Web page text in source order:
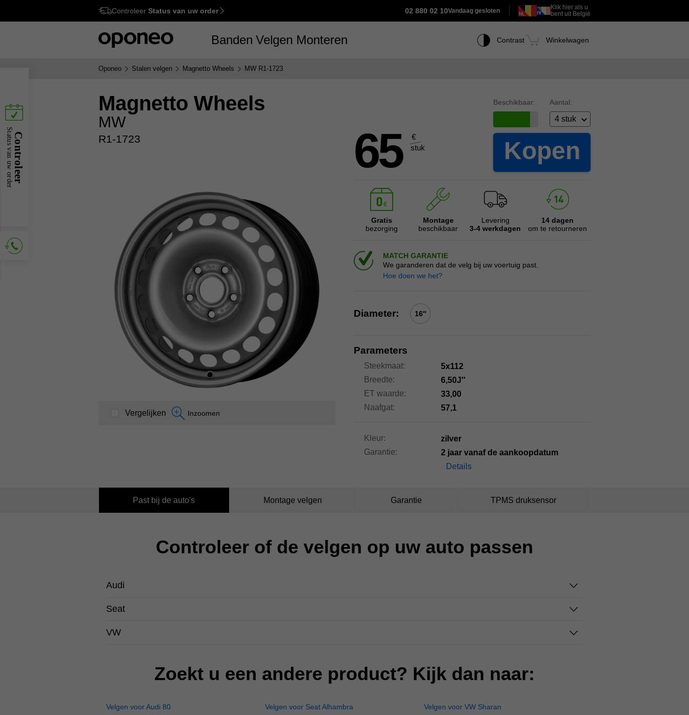
Ctrl M
Controleer Status van uw order 02 880 02 10Vandaag gesloten
Klik hier als u
bent uit België
Banden Velgen Monteren Contrast Winkelwagen
Oponeo Stalen velgen Magnetto Wheels MW R1-1723
Magnetto Wheels
MW
R1-1723
Vergelijken Inzoomen
Beschikbaar: Aantal:
65
€
stuk
Kopen
Gratis
bezorging
Montage
beschikbaar
Levering
3-4 werkdagen
14 dagen
om te retourneren
MATCH GARANTIE
We garanderen dat de velg bij uw voertuig past.
Hoe doen we het?
Diameter: 16″
Parameters
Steekmaat:
5x112
Breedte:
6,50J″
ET waarde:
33,00
Naafgat:
57,1
Kleur:
zilver
Garantie:
2 jaar vanaf de aankoopdatum
Details
Past bij de auto's Montage velgen Garantie TPMS druksensor
Controleer of de velgen op uw auto passen
Audi
Seat
VW
Zoekt u een andere product? Kijk dan naar:
Velgen voor Audi 80 Velgen voor Seat Alhambra
Velgen voor VW Sharan
Controleer
Status van uw order